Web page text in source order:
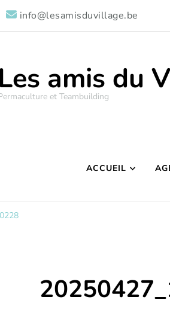
info@lesamisduvillage.be
Les amis du
et Teambuilding
ACCUEIL